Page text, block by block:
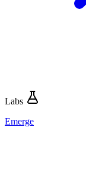
Labs
Emerge